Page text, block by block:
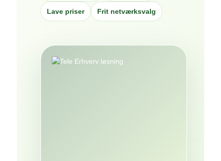
Lave priser Frit netværksvalg